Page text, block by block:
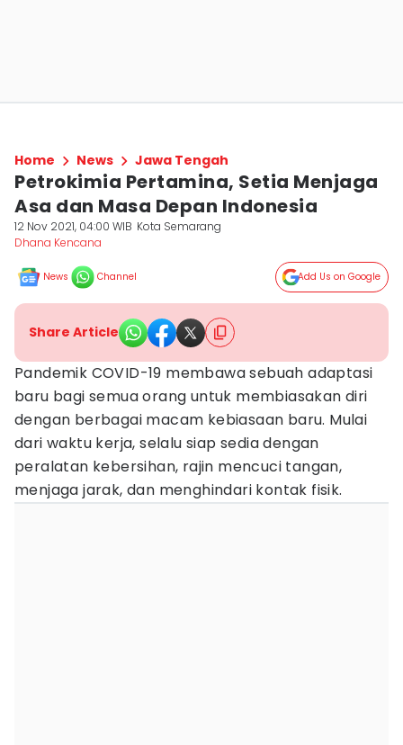
Home News Jawa Tengah
Petrokimia Pertamina, Setia Menjaga
Asa dan Masa Depan Indonesia
12 Nov 2021, 04:00 WIB Kota Semarang
Dhana Kencana
News Channel Add Us on Google
Share Article
Pandemik COVID-19 membawa sebuah adaptasi
baru bagi semua orang untuk membiasakan diri
dengan berbagai macam kebiasaan baru. Mulai
dari waktu kerja, selalu siap sedia dengan
peralatan kebersihan, rajin mencuci tangan,
menjaga jarak, dan menghindari kontak fisik.